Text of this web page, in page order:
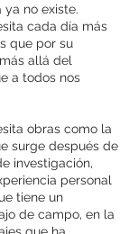
no existe.
cada día más
que por su
allá del
a todos nos
obras como la
surge después de
investigación,
personal
tiene un
de campo, en la
que ha